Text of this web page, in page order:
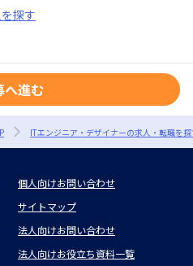
探す
へ進む
ITエンジニア・デザイナーの求人・転職を
個人向けお問い合わせ
サイトマップ
法人向けお問い合わせ
法人向けお役立ち資料一覧